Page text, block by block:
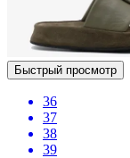
Быстрый просмотр
36
37
38
39